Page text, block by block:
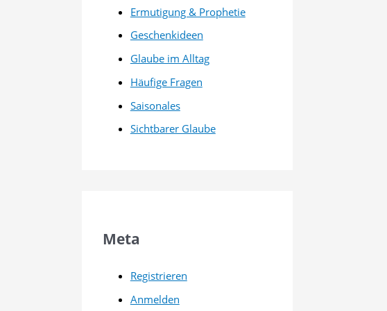
Ermutigung & Prophetie
Geschenkideen
Glaube im Alltag
Häufige Fragen
Saisonales
Sichtbarer Glaube
Meta
Registrieren
Anmelden